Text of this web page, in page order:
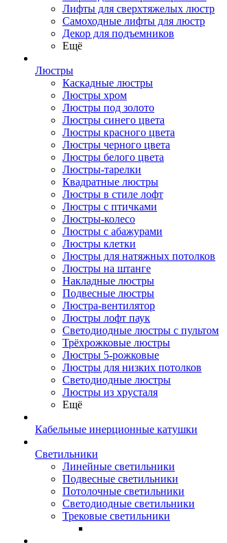
Лифты для сверхтяжелых люстр
Самоходные лифты для люстр
Декор для подъемников
Ещё
Люстры
Каскадные люстры
Люстры хром
Люстры под золото
Люстры синего цвета
Люстры красного цвета
Люстры черного цвета
Люстры белого цвета
Люстры-тарелки
Квадратные люстры
Люстры в стиле лофт
Люстры с птичками
Люстры-колесо
Люстры с абажурами
Люстры клетки
Люстры для натяжных потолков
Люстры на штанге
Накладные люстры
Подвесные люстры
Люстра-вентилятор
Люстры лофт паук
Светодиодные люстры с пультом
Трёхрожковые люстры
Люстры 5-рожковые
Люстры для низких потолков
Cветодиодные люстры
Люстры из хрусталя
Ещё
Кабельные инерционные катушки
Светильники
Линейные светильники
Подвесные светильники
Потолочные светильники
Светодиодные светильники
Трековые светильники